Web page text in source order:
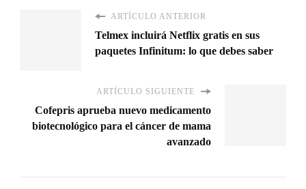
ARTÍCULO ANTERIOR
Telmex incluirá Netflix gratis en sus
paquetes Infinitum: lo que debes saber
ARTÍCULO SIGUIENTE
Cofepris aprueba nuevo medicamento
biotecnológico para el cáncer de mama
avanzado